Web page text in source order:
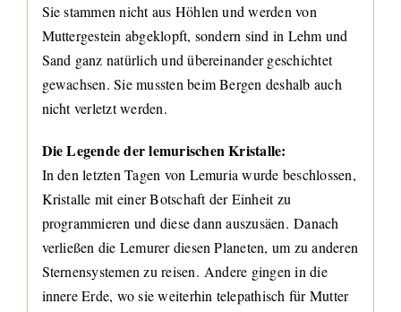
Sie stammen nicht aus Höhlen und werden von
Muttergestein abgeklopft, sondern sind in Lehm und
Sand ganz natürlich und übereinander geschichtet
gewachsen. Sie mussten beim Bergen deshalb auch
nicht verletzt werden.
Die Legende der lemurischen Kristalle:
In den letzten Tagen von Lemuria wurde beschlossen,
Kristalle mit einer Botschaft der Einheit zu
programmieren und diese dann auszusäen. Danach
verließen die Lemurer diesen Planeten, um zu anderen
Sternensystemen zu reisen. Andere gingen in die
innere Erde, wo sie weiterhin telepathisch für Mutter